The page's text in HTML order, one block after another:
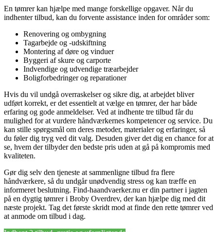
En tømrer kan hjælpe med mange forskellige opgaver. Når du
indhenter tilbud, kan du forvente assistance inden for områder som:
Renovering og ombygning
Tagarbejde og -udskiftning
Montering af døre og vinduer
Byggeri af skure og carporte
Indvendige og udvendige træarbejder
Boligforbedringer og reparationer
Hvis du vil undgå overraskelser og sikre dig, at arbejdet bliver
udført korrekt, er det essentielt at vælge en tømrer, der har både
erfaring og gode anmeldelser. Ved at indhente tre tilbud får du
mulighed for at vurdere håndværkernes kompetencer og service. Du
kan stille spørgsmål om deres metoder, materialer og erfaringer, så
du føler dig tryg ved dit valg. Desuden giver det dig en chance for at
se, hvem der tilbyder den bedste pris uden at gå på kompromis med
kvaliteten.
Gør dig selv den tjeneste at sammenligne tilbud fra flere
håndværkere, så du undgår unødvendig stress og kan træffe en
informeret beslutning. Find-haandvaerker.nu er din partner i jagten
på en dygtig tømrer i Broby Overdrev, der kan hjælpe dig med dit
næste projekt. Tag det første skridt mod at finde den rette tømrer ved
at anmode om tilbud i dag.